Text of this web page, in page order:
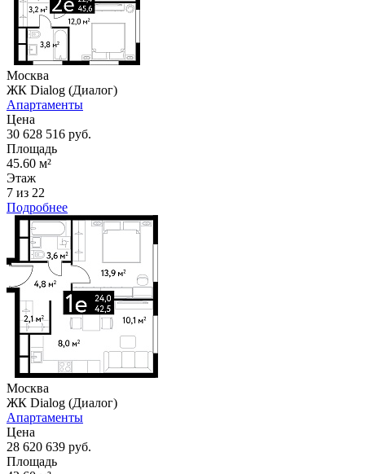
Москва
ЖК Dialog (Диалог)
Апартаменты
Цена
30 628 516 руб.
Площадь
45.60 м²
Этаж
7 из 22
Подробнее
Москва
ЖК Dialog (Диалог)
Апартаменты
Цена
28 620 639 руб.
Площадь